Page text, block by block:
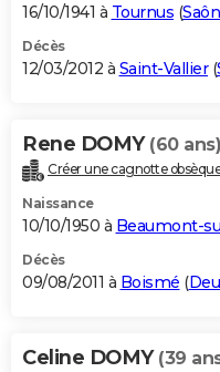
16/10/1941 à Tournus (
Décès
12/03/2012 à Saint-Vallier(
Rene DOMY (60 ans)
Créer une cagnotte
Naissance
10/10/1950 à Beaumont-
Décès
09/08/2011 à Boismé (
Celine DOMY (39